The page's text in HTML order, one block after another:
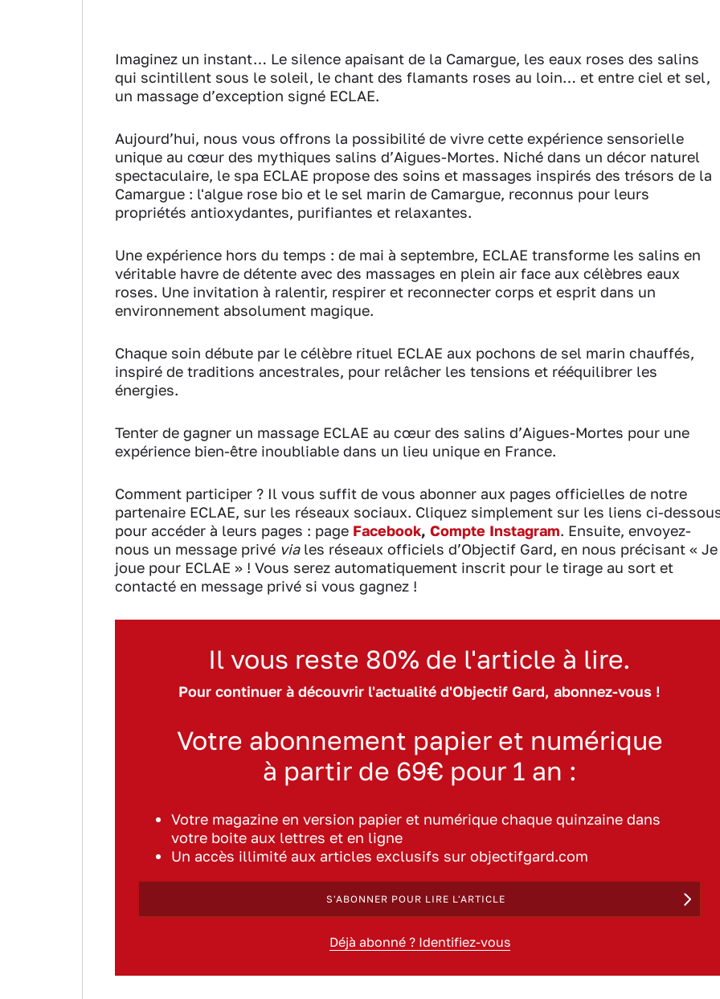
Imaginez un instant… Le silence apaisant de la Camargue, les eaux roses des salins
qui scintillent sous le soleil, le chant des flamants roses au loin… et entre ciel et sel,
un massage d’exception signé ECLAE.
Aujourd’hui, nous vous offrons la possibilité de vivre cette expérience sensorielle
unique au cœur des mythiques salins d’Aigues-Mortes. Niché dans un décor naturel
spectaculaire, le spa ECLAE propose des soins et massages inspirés des trésors de la
Camargue : l'algue rose bio et le sel marin de Camargue, reconnus pour leurs
propriétés antioxydantes, purifiantes et relaxantes.
Une expérience hors du temps : de mai à septembre, ECLAE transforme les salins en
véritable havre de détente avec des massages en plein air face aux célèbres eaux
roses. Une invitation à ralentir, respirer et reconnecter corps et esprit dans un
environnement absolument magique.
Chaque soin débute par le célèbre rituel ECLAE aux pochons de sel marin chauffés,
inspiré de traditions ancestrales, pour relâcher les tensions et rééquilibrer les
énergies.
Tenter de gagner un massage ECLAE au cœur des salins d’Aigues-Mortes pour une
expérience bien-être inoubliable dans un lieu unique en France.
Comment participer ? Il vous suffit de vous abonner aux pages officielles de notre
partenaire ECLAE, sur les réseaux sociaux. Cliquez simplement sur les liens ci-
pour accéder à leurs pages : page Facebook, Compte Instagram. Ensuite, envoyez-
nous un message privé viales réseaux officiels d’Objectif Gard, en nous précisant « Je
joue pour ECLAE » ! Vous serez automatiquement inscrit pour le tirage au sort et
contacté en message privé si vous gagnez !
Il vous reste 80% de l'article à lire.
Pour continuer à découvrir l'actualité d'Objectif Gard, abonnez-vous !
Votre abonnement papier et numérique
à partir de 69€ pour 1 an :
Votre magazine en version papier et numérique chaque quinzaine dans
votre boite aux lettres et en ligne
Un accès illimité aux articles exclusifs sur objectifgard.com
S'ABONNER POUR LIRE L'ARTICLE
Déjà abonné ? Identifiez-vous